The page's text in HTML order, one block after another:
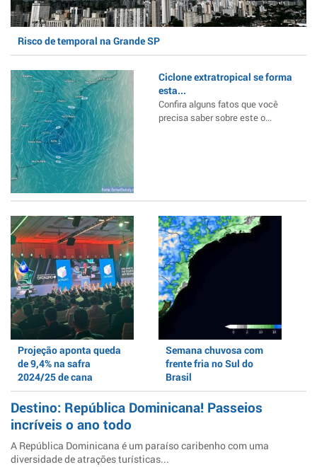
Risco de temporal na Grande SP
Ciclone extratropical se forma
esta...
Confira alguns fatos que você
precisa saber sobre este o...
Projeção aponta queda
de 9,4% na safra
2024/25 de cana
Semana chuvosa com
frente fria no Sul do
Brasil
Destino: República Dominicana! Passeios
incríveis o ano todo
A República Dominicana é um paraíso caribenho com uma
diversidade de atrações turísticas...